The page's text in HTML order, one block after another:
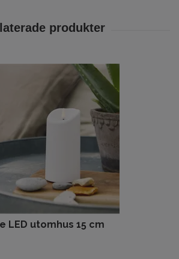
LED utomhus 15 cm